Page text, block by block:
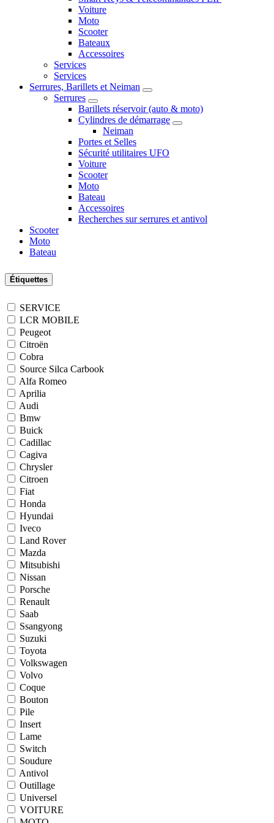
Voiture
Moto
Scooter
Bateaux
Accessoires
Services
Services
Serrures, Barillets et Neiman
Serrures
Barillets réservoir (auto & moto)
Cylindres de démarrage
Neiman
Portes et Selles
Sécurité utilitaires UFO
Voiture
Scooter
Moto
Bateau
Accessoires
Recherches sur serrures et antivol
Scooter
Moto
Bateau
Étiquettes
SERVICE
LCR MOBILE
Peugeot
Citroën
Cobra
Source Silca Carbook
Alfa Romeo
Aprilia
Audi
Bmw
Buick
Cadillac
Cagiva
Chrysler
Citroen
Fiat
Honda
Hyundai
Iveco
Land Rover
Mazda
Mitsubishi
Nissan
Porsche
Renault
Saab
Ssangyong
Suzuki
Toyota
Volkswagen
Volvo
Coque
Bouton
Pile
Insert
Lame
Switch
Soudure
Antivol
Outillage
Universel
VOITURE